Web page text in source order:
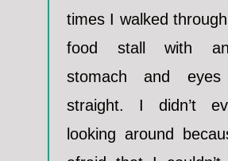
times I walked
food stall with
stomach and eyes
straight. I didn’t
looking around